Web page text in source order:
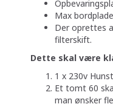
Max
Der oprettes
filterskift.
Dette skal være
1 x 230v
Et ​tomt 60
man ønsker